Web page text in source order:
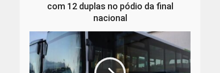
com 12 duplas no pódio da final
nacional